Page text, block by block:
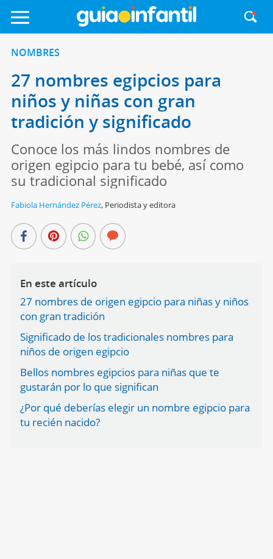
NOMBRES
27 nombres egipcios para
niños y niñas con gran
tradición y significado
Conoce los más lindos nombres de
origen egipcio para tu bebé, así como
su tradicional significado
Fabiola Hernández Pérez, Periodista y editora
En este artículo
27 nombres de origen egipcio para niñas y niños
con gran tradición
Significado de los tradicionales nombres para
niños de origen egipcio
Bellos nombres egipcios para niñas que te
gustarán por lo que significan
¿Por qué deberías elegir un nombre egipcio para
tu recién nacido?